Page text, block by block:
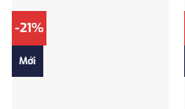
-21%
Mới